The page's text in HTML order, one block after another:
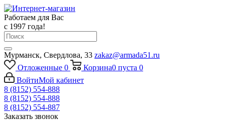
Работаем для Вас
с 1997 года!
Мурманск, Свердлова, 33 zakaz@armada51.ru
Отложенные 0 Корзина0 пуста 0
ВойтиМой кабинет
8 (8152) 554-888
8 (8152) 554-888
8 (8152) 554-887
Заказать звонок